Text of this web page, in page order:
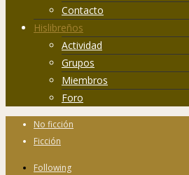
Contacto
Hislibreños
Actividad
Grupos
Miembros
Foro
No ficción
Ficción
Following